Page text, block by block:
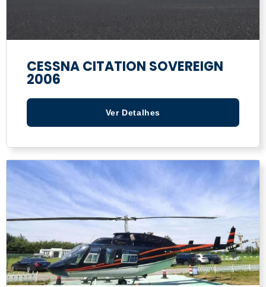
CESSNA CITATION SOVEREIGN
2006
Ver Detalhes